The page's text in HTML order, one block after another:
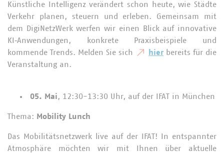
Künstliche Intelligenz verändert schon heute, wie Städte
Verkehr planen, steuern und erleben. Gemeinsam mit
dem DigiNetzWerk werfen wir einen Blick auf innovative
KI‑Anwendungen, konkrete Praxisbeispiele und
kommende Trends. Melden Sie sich
hier bereits für die
Veranstaltung an.
05. Mai, 12:30-13:30 Uhr, auf der IFAT in München
Thema: Mobility Lunch
Das Mobilitätsnetzwerk live auf der IFAT! In entspannter
Atmosphäre möchten wir mit Ihnen über aktuelle